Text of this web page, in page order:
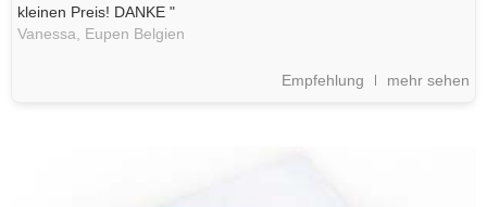
kleinen Preis! DANKE "
Vanessa,
Eupen Belgien
Empfehlung mehr sehen